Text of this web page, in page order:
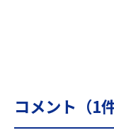
コメント（1